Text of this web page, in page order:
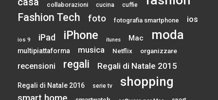
collaborazioni cucina cuffie
Fashion Tech foto fotografia smartphone ios
ios 9 iPad iPhone itunes Mac moda
multipiattaforma musica Netflix organizzare
recensioni regali Regali di Natale 2015
Regali di Natale 2016 serie tv shopping